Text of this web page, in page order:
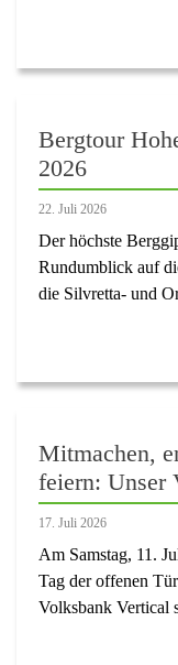
Bergtour
2026
22. Juli 2026
Der höchste
Rundumblick auf
die Silvretta- und
Mitmachen,
feiern: Unser
17. Juli 2026
Am Samstag, 11.
Tag der offenen
Volksbank Vertical